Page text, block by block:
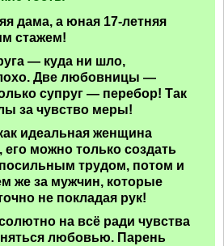
дама, а юная 17-летняя
стажем!
— куда ни шло,
Две любовницы —
супруг — перебор! Так
за чувство меры!
идеальная женщина
можно только создать
трудом, потом и
же за мужчин, которые
не покладая рук!
на всё ради чувства
любовью. Парень